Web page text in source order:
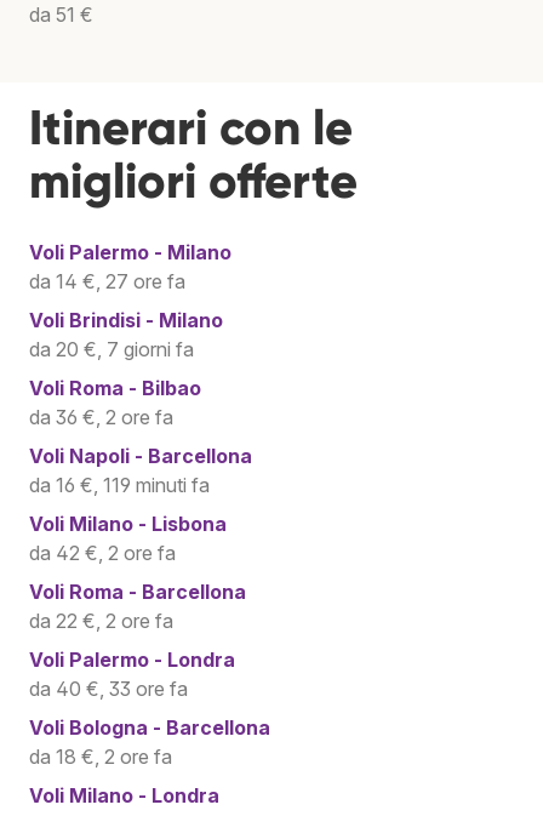
da 51 €
Itinerari con le
migliori offerte
Voli Palermo - Milano
da 14 €, 27 ore fa
Voli Brindisi - Milano
da 20 €, 7 giorni fa
Voli Roma - Bilbao
da 36 €, 2 ore fa
Voli Napoli - Barcellona
da 16 €, 119 minuti fa
Voli Milano - Lisbona
da 42 €, 2 ore fa
Voli Roma - Barcellona
da 22 €, 2 ore fa
Voli Palermo - Londra
da 40 €, 33 ore fa
Voli Bologna - Barcellona
da 18 €, 2 ore fa
Voli Milano - Londra